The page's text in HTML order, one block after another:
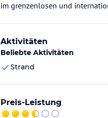
im grenzenlosen und
Aktivitäten
Beliebte Aktivitäten
Strand
Preis-Leistung